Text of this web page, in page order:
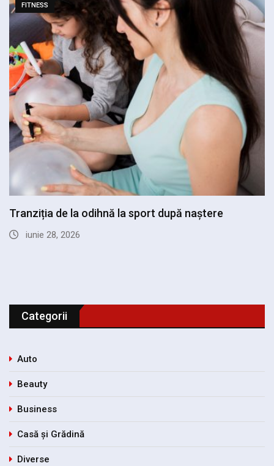
FITNESS
Cum îți încurajezi partenerul să devină mai activ
iunie 19, 2026
Categorii
Auto
Beauty
Business
Casă și Grădină
Diverse